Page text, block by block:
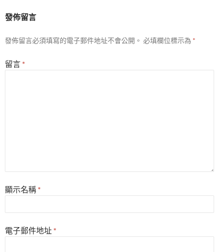
發佈留言
發佈留言必須填寫的電子郵件地址不會公開。 必填欄位標示為 *
留言 *
顯示名稱 *
電子郵件地址 *